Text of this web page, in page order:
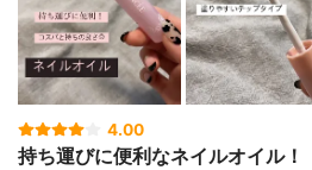
4.00
持ち運びに便利なネイルオイル！